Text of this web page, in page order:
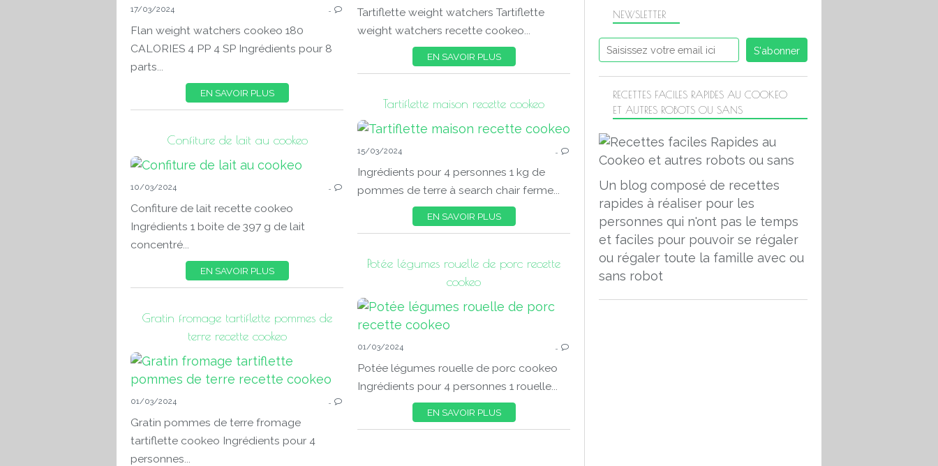
Tartiflette weight watchers Tartiflette
weight watchers recette cookeo...
EN SAVOIR PLUS
17/03/2024
Flan weight watchers cookeo 180
CALORIES 4 PP 4 SP Ingrédients pour 8
parts...
EN SAVOIR PLUS
Tartiflette maison recette cookeo
COOKEO HIVER
15/03/2024
Ingrédients pour 4 personnes 1 kg de
pommes de terre à search chair ferme...
EN SAVOIR PLUS
Confiture de lait au cookeo
COOKEO DESSERTS
10/03/2024
Confiture de lait recette cookeo
Ingrédients 1 boite de 397 g de lait
concentré...
EN SAVOIR PLUS
Potée légumes rouelle de porc recette
cookeo
01/03/2024
Potée légumes rouelle de porc cookeo
Ingrédients pour 4 personnes 1 rouelle...
EN SAVOIR PLUS
Gratin fromage tartiflette pommes de
terre recette cookeo
COOKEO HIVER
01/03/2024
Gratin pommes de terre fromage
tartiflette cookeo Ingrédients pour 4
personnes...
NEWSLETTER
RECETTES FACILES RAPIDES AU COOKEO
ET AUTRES ROBOTS OU SANS
Un blog composé de recettes
rapides à réaliser pour les
personnes qui n'ont pas le temps
et faciles pour pouvoir se régaler
ou régaler toute la famille avec ou
sans robot